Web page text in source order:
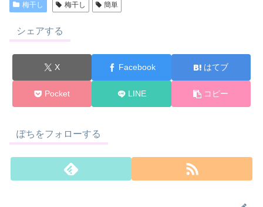
梅干し 梅干し 簡単
シェアする
X Facebook はてブ
Pocket LINE コピー
ぽちをフォローする